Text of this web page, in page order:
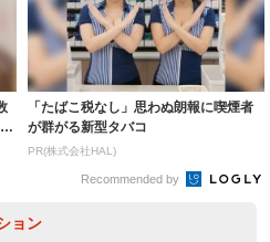
「たばこ税なし」思わぬ朗報に喫煙者
が群がる新型タバコ
PR(株式会社HAL)
Recommended by
ョン